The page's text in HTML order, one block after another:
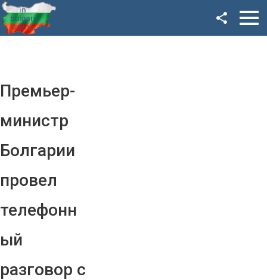
Премьер-
министр
Болгарии
провел
телефонн
ый
разговор с